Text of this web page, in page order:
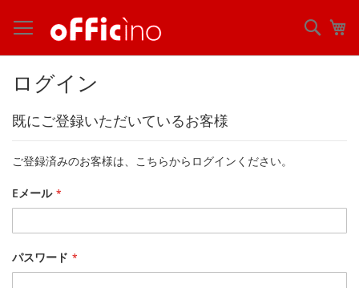
ン
テ
ン
に
キ
検
索
ログイン
既にご登録いただいているお客様
ご登録済みのお客様は、こちらからログインください。
Eメール
パスワード